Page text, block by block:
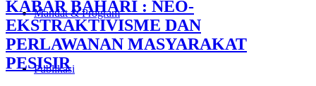
Mandat & Program
Publikasi
KABAR BAHARI : NEO-
EKSTRAKTIVISME DAN
PERLAWANAN MASYARAKAT
PESISIR